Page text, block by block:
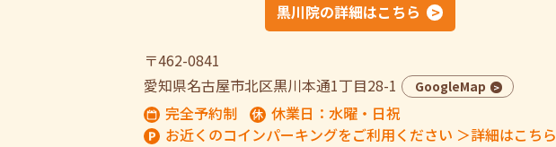
黒川院の詳細はこちら
〒462-0841
愛知県名古屋市北区黒川本通1丁目28-1
GoogleMap
完全予約制
休業日：水曜・日祝
お近くのコインパーキングをご利用ください ＞詳細はこちら